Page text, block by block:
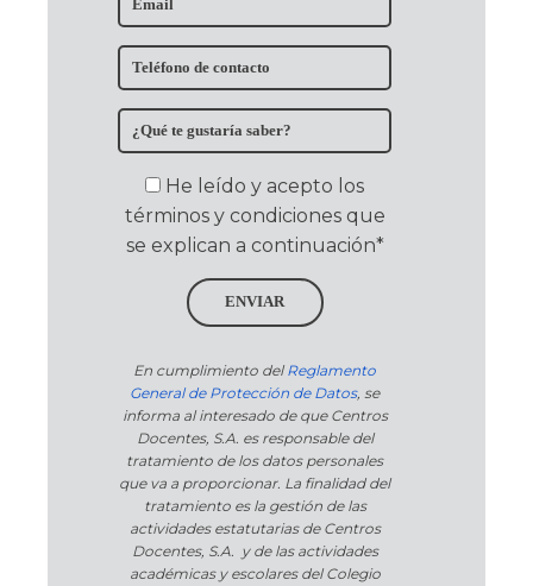
He leído y acepto los
términos y condiciones que
se explican a continuación*
ENVIAR
En cumplimiento delReglamento
General de Protección de Datos, se
informa al interesado de que Centros
Docentes, S.A. es responsable del
tratamiento de los datos personales
que va a proporcionar. La finalidad del
tratamiento es la gestión de las
actividades estatutarias de Centros
Docentes, S.A. y de las actividades
académicas y escolares del Colegio